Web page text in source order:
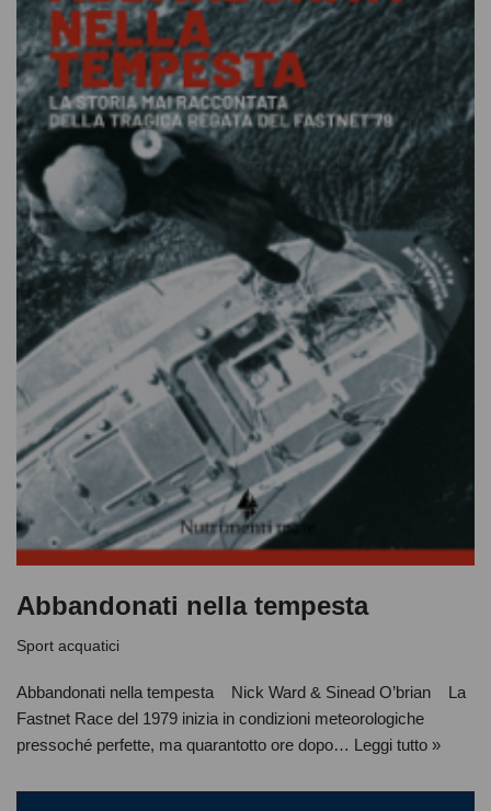
Abbandonati nella tempesta
Sport acquatici
Abbandonati nella tempesta Nick Ward & Sinead O’brian La
Fastnet Race del 1979 inizia in condizioni meteorologiche
pressoché perfette, ma quarantotto ore dopo… Leggi tutto »